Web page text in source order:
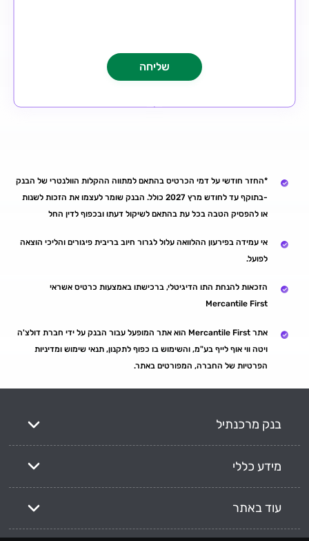
*החזר חודשי על דמי הכרטיס בהתאם למתווה ההקלות הוולנטרי של הבנק
-בתוקף עד לחודש מרץ 2027 כולל. הבנק שומר לעצמו את הזכות לשנות
או להפסיק הטבה בכל עת בהתאם לשיקול דעתו ובכפוף לדין החל
אי עמידה בפירעון ההלוואה עלול לגרור חיוב בריבית פיגורים והליכי הוצאה
לפועל.
הזכאות להנחת התו הדיגיטלי, ברכישתו באמצעות כרטיס אשראי
Mercantile First
אתר Mercantile First הוא אתר המופעל עבור הבנק על ידי חברת דולצ'ה
ויטה ווי אוף לייף בע"מ, והשימוש בו כפוף לתקנון, תנאי שימוש ומדיניות
הפרטיות של החברה, המפורטים באתר.
בנק מרכנתיל
מידע כללי
עוד באתר